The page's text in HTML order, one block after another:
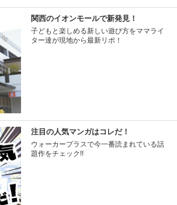
関西のイオンモールで新発見！
子どもと楽しめる新しい遊び方をママライ
ター達が現地から最新リポ！
注目の人気マンガはコレだ！
ウォーカープラスで今一番読まれている話
題作をチェック!!